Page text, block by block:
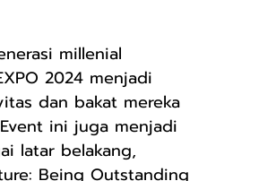
millenial
2024 menjadi
dan bakat mereka
ini juga menjadi
latar belakang,
Being Outstanding